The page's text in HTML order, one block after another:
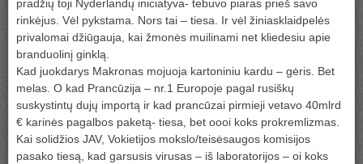
pradžių toji Nyderlandų iniciatyva- tebuvo piaras prieš savo
rinkėjus. Vėl pykstama. Nors tai – tiesa. Ir vėl žiniasklaidpelės
privalomai džiūgauja, kai žmonės muilinami net kliedesiu apie
branduolinį ginklą.
Kad juokdarys Makronas mojuoja kartoniniu kardu – gėris. Bet
melas. O kad Prancūzija – nr.1 Europoje pagal rusiškų
suskystintų dujų importą ir kad prancūzai pirmieji vetavo 40mlrd
€ karinės pagalbos paketą- tiesa, bet oooi koks prokremlizmas.
Kai solidžios JAV, Vokietijos mokslo/teisėsaugos komisijos
pasako tiesą, kad garsusis virusas – iš laboratorijos – oi koks